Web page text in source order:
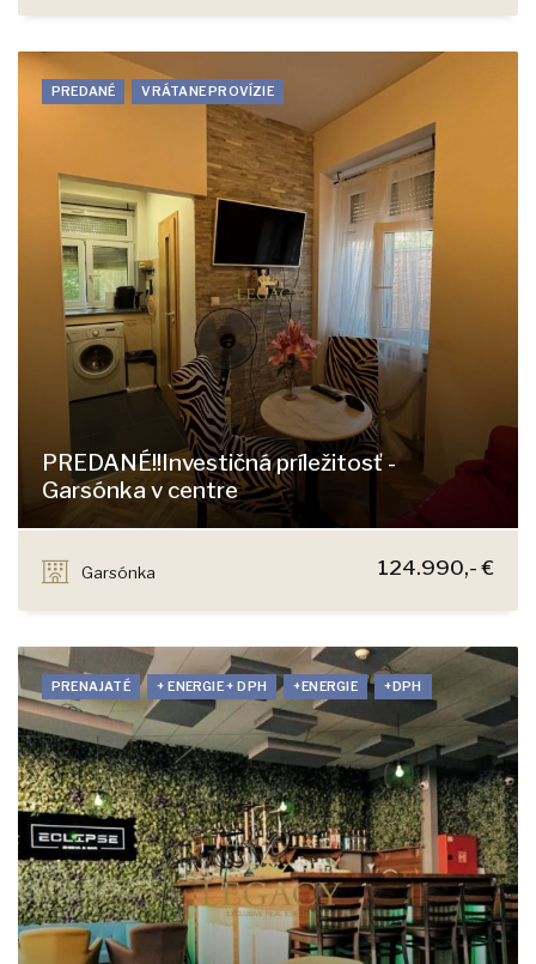
PREDANÉ VRÁTANE PROVÍZIE
PREDANÉ!!Investičná príležitosť -
Garsónka v centre
Garsónka
124.990,- €
PRENAJATÉ + ENERGIE + DPH +ENERGIE +DPH